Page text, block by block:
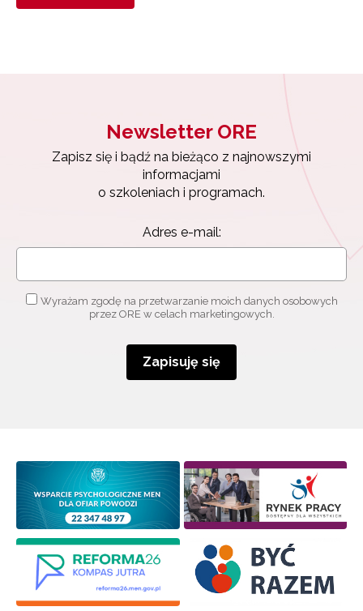
Newsletter ORE
Zapisz się i bądź na bieżąco z najnowszymi
informacjami
o szkoleniach i programach.
Adres e-mail:
Wyrażam zgodę na przetwarzanie moich danych osobowych
przez ORE w celach marketingowych.
Zapisuję się